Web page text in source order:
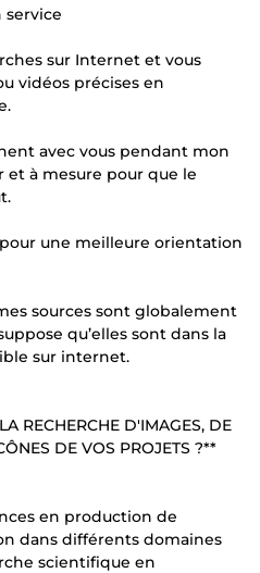
service
sur Internet et vous
vidéos précises en
avec vous pendant mon
et à mesure pour que le
une meilleure orientation
sources sont globalement
qu’elles sont dans la
sur internet.
RECHERCHE D'IMAGES, DE
DE VOS PROJETS ?**
en production de
dans différents domaines
scientifique en